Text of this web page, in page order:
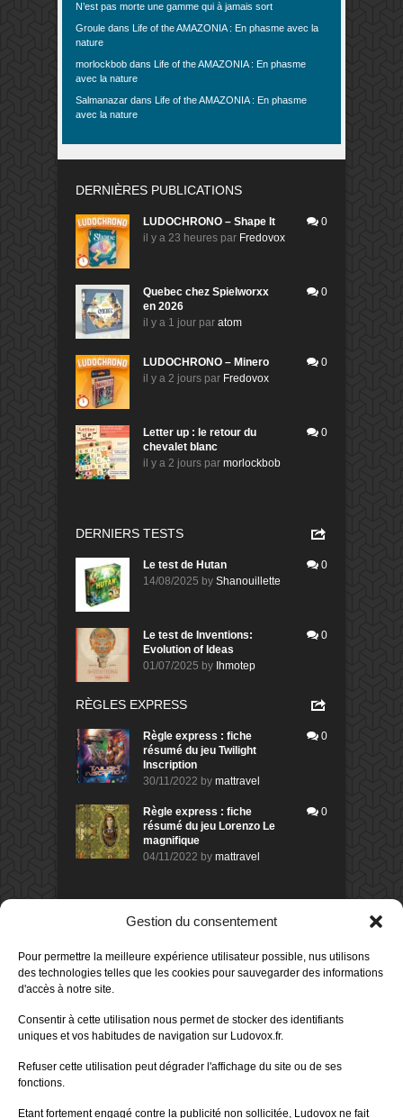
Gestion du consentement
Pour permettre la meilleure expérience utilisateur possible, nus utilisons
des technologies telles que les cookies pour sauvegarder des informations
d'accès à notre site.
Consentir à cette utilisation nous permet de stocker des identifiants
uniques et vos habitudes de navigation sur Ludovox.fr.
Refuser cette utilisation peut dégrader l'affichage du site ou de ses
fonctions.
Etant fortement engagé contre la publicité non sollicitée, Ludovox ne fait
N’est pas morte une gamme qui à jamais sort
Groule dans Life of the AMAZONIA : En phasme avec la
nature
morlockbob dans Life of the AMAZONIA : En phasme
avec la nature
Salmanazar dans Life of the AMAZONIA : En phasme
avec la nature
DERNIÈRES PUBLICATIONS
LUDOCHRONO – Shape It
il y a 23 heures par Fredovox
0
Quebec chez Spielworxx
en 2026
il y a 1 jour par atom
0
LUDOCHRONO – Minero
il y a 2 jours par Fredovox
0
Letter up : le retour du
chevalet blanc
il y a 2 jours par morlockbob
0
DERNIERS TESTS
Le test de Hutan
14/08/2025 by Shanouillette
0
Le test de Inventions:
Evolution of Ideas
01/07/2025 by Ihmotep
0
RÈGLES EXPRESS
Règle express : fiche
résumé du jeu Twilight
Inscription
30/11/2022 by mattravel
0
Règle express : fiche
résumé du jeu Lorenzo Le
magnifique
04/11/2022 by mattravel
0
DERNIERS AVIS DES MEMBRES
Avis de morlockbob
Sur le jeu Collect!
il y a 11 heures
Avis demorlockbob
Sur le jeu Detective Box - Ciao
Publié leil y a 1 jour
80%
Sur le jeu Detective Box - Ciao